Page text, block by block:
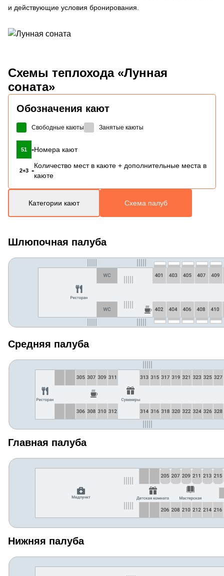
и действующие условия бронирования.
Схемы теплохода «Лунная
соната»
Обозначения кают
Свободные каюты Занятые каюты
51 -Номера кают
2+3 -
Количество мест в каюте + дополнительные места в
каюте
Категории кают Схема палуб
Шлюпочная палуба
Средняя палуба
Главная палуба
Нижняя палуба